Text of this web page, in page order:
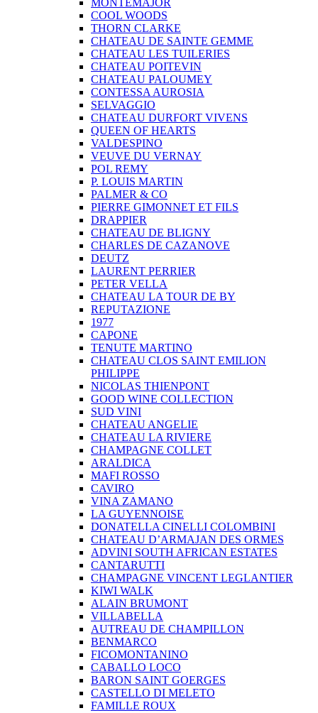
MONTEMAJOR
COOL WOODS
THORN CLARKE
CHATEAU DE SAINTE GEMME
CHATEAU LES TUILERIES
CHATEAU POITEVIN
CHATEAU PALOUMEY
CONTESSA AUROSIA
SELVAGGIO
CHATEAU DURFORT VIVENS
QUEEN OF HEARTS
VALDESPINO
VEUVE DU VERNAY
POL REMY
P. LOUIS MARTIN
PALMER & CO
PIERRE GIMONNET ET FILS
DRAPPIER
CHATEAU DE BLIGNY
CHARLES DE CAZANOVE
DEUTZ
LAURENT PERRIER
PETER VELLA
CHATEAU LA TOUR DE BY
REPUTAZIONE
1977
CAPONE
TENUTE MARTINO
CHATEAU CLOS SAINT EMILION
PHILIPPE
NICOLAS THIENPONT
GOOD WINE COLLECTION
SUD VINI
CHATEAU ANGELIE
CHATEAU LA RIVIERE
CHAMPAGNE COLLET
ARALDICA
MAFI ROSSO
CAVIRO
VINA ZAMANO
LA GUYENNOISE
DONATELLA CINELLI COLOMBINI
CHATEAU D’ARMAJAN DES ORMES
ADVINI SOUTH AFRICAN ESTATES
CANTARUTTI
CHAMPAGNE VINCENT LEGLANTIER
KIWI WALK
ALAIN BRUMONT
VILLABELLA
AUTREAU DE CHAMPILLON
BENMARCO
FICOMONTANINO
CABALLO LOCO
BARON SAINT GOERGES
CASTELLO DI MELETO
FAMILLE ROUX